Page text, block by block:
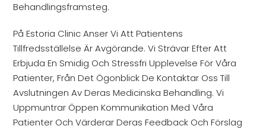
Behandlingsframsteg.
På Estoria Clinic Anser Vi Att Patientens
Tillfredsställelse Är Avgörande. Vi Strävar Efter Att
Erbjuda En Smidig Och Stressfri Upplevelse För Våra
Patienter, Från Det Ögonblick De Kontaktar Oss Till
Avslutningen Av Deras Medicinska Behandling. Vi
Uppmuntrar Öppen Kommunikation Med Våra
Patienter Och Värderar Deras Feedback Och Förslag